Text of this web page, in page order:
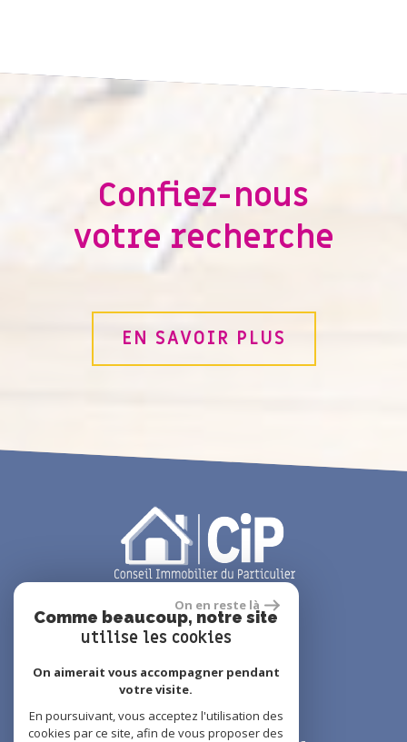
Confiez-nous
votre recherche
EN SAVOIR PLUS
01 48 61 14 44
01 49 63 39 40
On en reste là
Comme beaucoup, notre site
utilise les cookies
On aimerait vous accompagner pendant
votre visite.
En poursuivant, vous acceptez l'utilisation des
cookies par ce site, afin de vous proposer des